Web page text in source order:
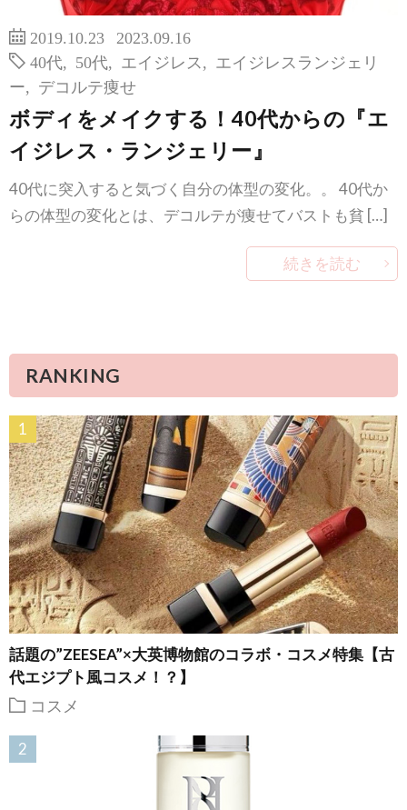
2019.10.23
2023.09.16
40代
50代 エイジレス
エイジレスランジェリ
ー
デコルテ痩せ
ボディをメイクする！40代からの『エ
イジレス・ランジェリー』
40代に突入すると気づく自分の体型の変化。。 40代か
らの体型の変化とは、デコルテが痩せてバストも貧 […]
続きを読む
RANKING
話題の”ZEESEA”×大英博物館のコラボ・コスメ特集【古
代エジプト風コスメ！？】
コスメ